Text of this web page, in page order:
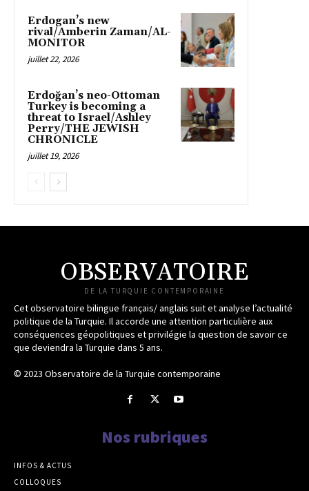
Erdogan’s new
rival/Amberin Zaman/AL-
MONITOR
juillet 22, 2026
Erdoğan’s neo-Ottoman
Turkey is becoming a
threat to Israel/Ashley
Perry/THE JEWISH
CHRONICLE
juillet 19, 2026
OBSERVATOIRE
DE LA TURQUIE CONTEMPORAINE
Cet observatoire bilingue français/ anglais suit et analyse l’actualité
politique de la Turquie. Il accorde une attention particulière aux
conséquences géopolitiques et privilégie la question de savoir ce
que deviendra la Turquie dans 5 ans.
© 2023 Observatoire de la Turquie contemporaine
Nos rubriques
INFOS & ACTUS
COLLOQUES